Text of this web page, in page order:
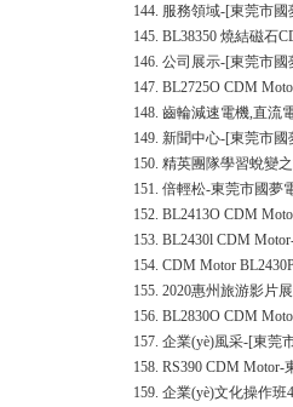
144. 服務領域-[東莞市
145. BL38350 燒結磁石
146. 公司展示-[東莞市
147. BL2725O CDM
148. 齒輪減速電機,直流
149. 新聞中心-[東莞市
150. 精英團隊學習蛻變
151. 倍輕松-東莞市國夢
152. BL2413O CDM
153. BL2430l CDM
154. CDM Motor
155. 2020惠州旅游影片
156. BL2830O CDM
157. 企業(yè)風采-[東莞
158. RS390 CDM Motor-
159. 企業(yè)文化操作班